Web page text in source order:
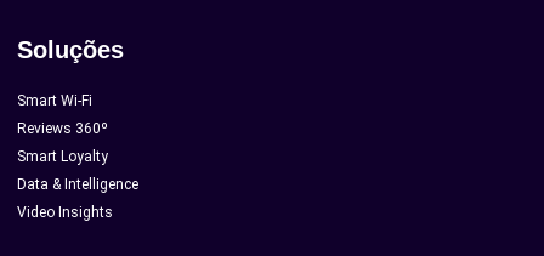
Soluções
Smart Wi-Fi
Reviews 360º
Smart Loyalty
Data & Intelligence
Video Insights